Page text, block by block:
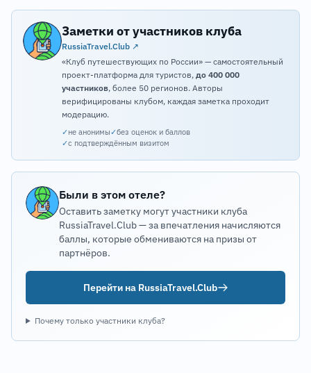
Заметки от участников клуба
RussiaTravel.Club ↗
«Клуб путешествующих по России» — самостоятельный
проект-платформа для туристов, до 400 000
участников, более 50 регионов. Авторы
верифицированы клубом, каждая заметка проходит
модерацию.
✓не анонимы✓без оценок и баллов
✓с подтверждённым визитом
Были в этом отеле?
Оставить заметку могут участники клуба
RussiaTravel.Club — за впечатления начисляются
баллы, которые обмениваются на призы от
партнёров.
Перейти на RussiaTravel.Club
Почему только участники клуба?